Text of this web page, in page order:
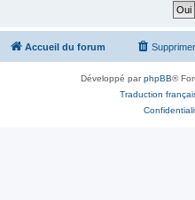
Accueil du forum
Développé parphpBB®
Traduction